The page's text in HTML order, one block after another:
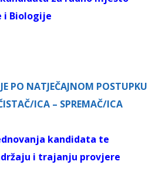
i Biologije
PO NATJEČAJNOM POSTUPKU
ICA – SPREMAČ/ICA
kandidata te
i trajanju provjere